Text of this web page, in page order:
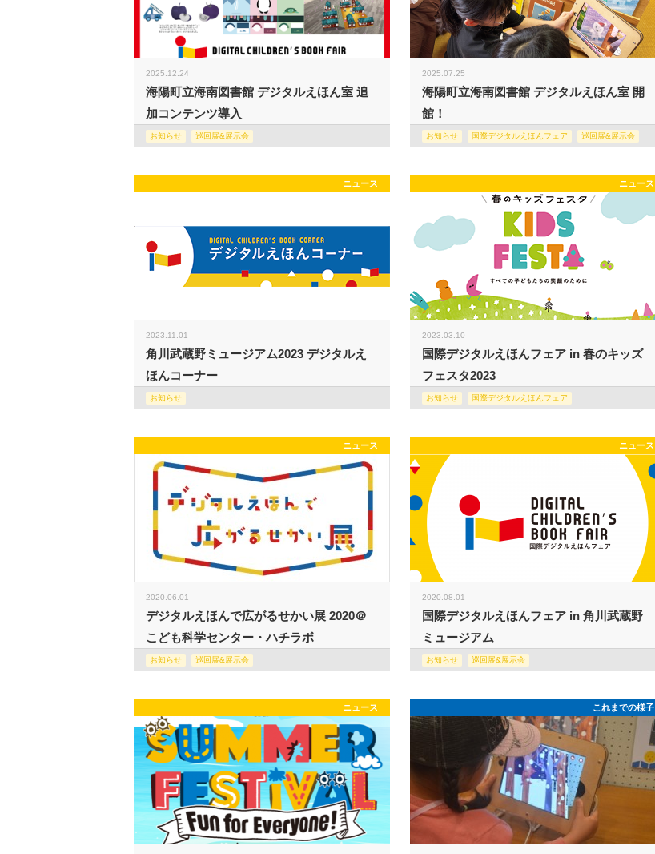
2025.12.24
海陽町立海南図書館 デジタルえほん室 追
加コンテンツ導入
お知らせ 巡回展&展示会
2025.07.25
海陽町立海南図書館 デジタルえほん室 開
館！
お知らせ 国際デジタルえほんフェア 巡回展&展示会
ニュース
2023.11.01
角川武蔵野ミュージアム2023 デジタルえ
ほんコーナー
お知らせ
ニュース
2023.03.10
国際デジタルえほんフェア in 春のキッズ
フェスタ2023
お知らせ 国際デジタルえほんフェア
ニュース
2020.06.01
デジタルえほんで広がるせかい展 2020＠
こども科学センター・ハチラボ
お知らせ 巡回展&展示会
ニュース
2020.08.01
国際デジタルえほんフェア in 角川武蔵野
ミュージアム
お知らせ 巡回展&展示会
ニュース これまでの様子